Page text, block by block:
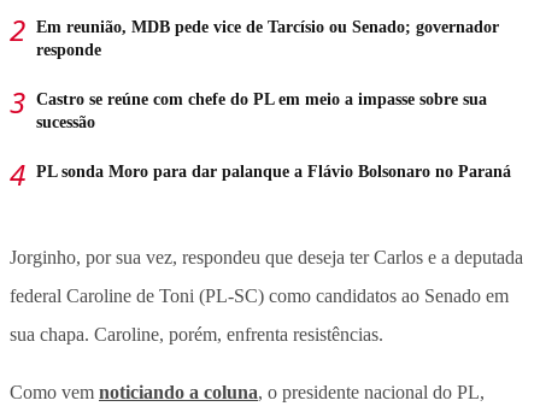
Em reunião, MDB pede vice de Tarcísio ou Senado; governador
responde
Castro se reúne com chefe do PL em meio a impasse sobre sua
sucessão
PL sonda Moro para dar palanque a Flávio Bolsonaro no Paraná
Jorginho, por sua vez, respondeu que deseja ter Carlos e a deputada
federal Caroline de Toni (PL-SC) como candidatos ao Senado em
sua chapa. Caroline, porém, enfrenta resistências.
Como vem noticiando a coluna, o presidente nacional do PL,